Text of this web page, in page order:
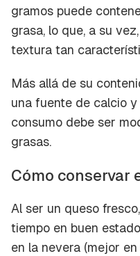
gramos puede
grasa, lo que, a su
textura tan
Más allá de su
una fuente de calcio
consumo debe ser
grasas.
Cómo conservar
Al ser un queso
tiempo en buen
en la nevera (mejor